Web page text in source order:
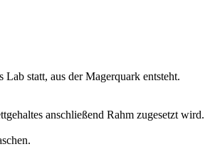
statt, aus der Magerquark entsteht.
anschließend Rahm zugesetzt wird.